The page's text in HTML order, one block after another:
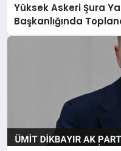
Yüksek Askeri Şura
Başkanlığında